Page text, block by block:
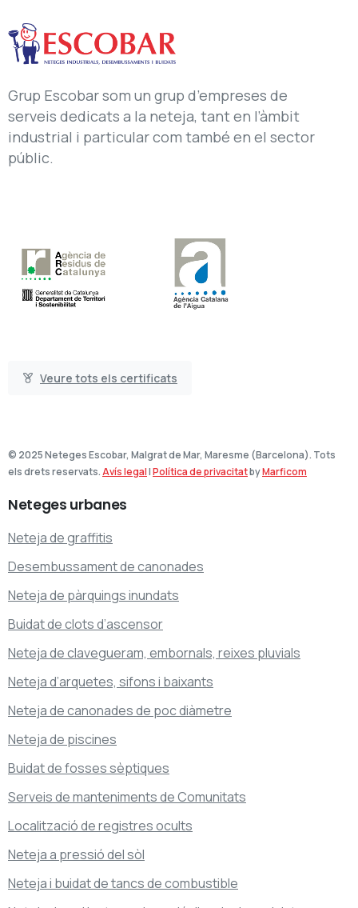
Grup Escobar som un grup d’empreses de
serveis dedicats a la neteja, tant en l’àmbit
industrial i particular com també en el sector
públic.
Veure tots els certificats
© 2025 Neteges Escobar, Malgrat de Mar, Maresme (Barcelona). Tots
els drets reservats.Avís legal|Política de privacitatbyMarficom
Neteges urbanes
Neteja de graffitis
Desembussament de canonades
Neteja de pàrquings inundats
Buidat de clots d’ascensor
Neteja de clavegueram, embornals, reixes pluvials
Neteja d’arquetes, sifons i baixants
Neteja de canonades de poc diàmetre
Neteja de piscines
Buidat de fosses sèptiques
Serveis de manteniments de Comunitats
Localització de registres ocults
Neteja a pressió del sòl
Neteja i buidat de tancs de combustible